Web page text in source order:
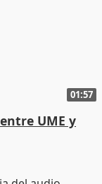
01:57
UME y